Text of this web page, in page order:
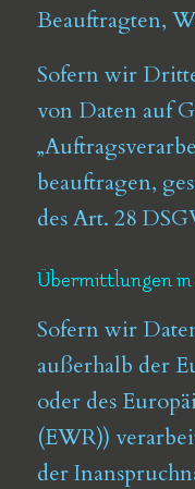
Beauftragten,
Sofern wir
von Daten auf
beauftragen,
des Art. 28
Übermittlungen
Sofern wir
außerhalb der
oder des
(EWR))
der